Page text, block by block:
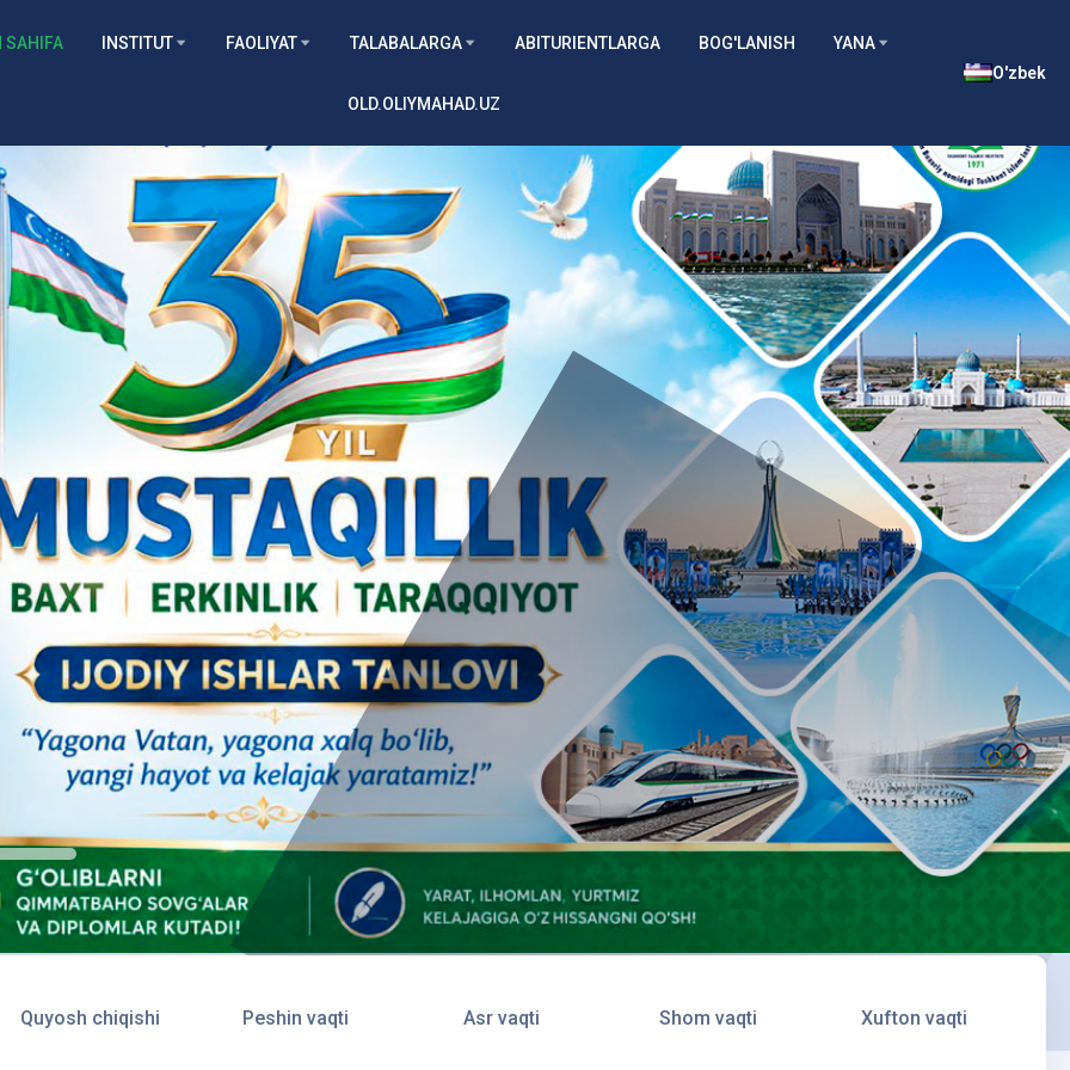
SAHIFA INSTITUT FAOLIYAT TALABALARGA ABITURIENTLARGA BOG'LANISH YANA
OLD.OLIYMAHAD.UZ
O'zbek
Quyosh chiqishi Peshin vaqti Asr vaqti Shom vaqti Xufton vaqti